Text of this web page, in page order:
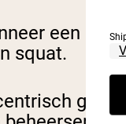
een
squat.
gaat